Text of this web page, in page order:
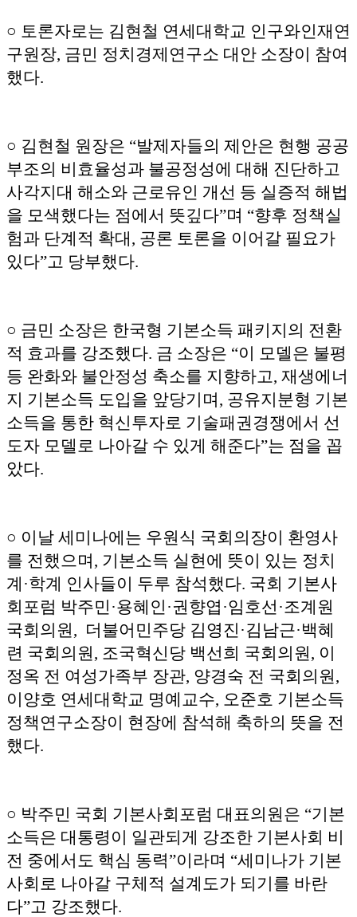
○ 토론자로는 김현철 연세대학교 인구와인재연
구원장, 금민 정치경제연구소 대안 소장이 참여
했다.
○ 김현철 원장은 “발제자들의 제안은 현행 공공
부조의 비효율성과 불공정성에 대해 진단하고
사각지대 해소와 근로유인 개선 등 실증적 해법
을 모색했다는 점에서 뜻깊다”며 “향후 정책실
험과 단계적 확대, 공론 토론을 이어갈 필요가
있다”고 당부했다.
○ 금민 소장은 한국형 기본소득 패키지의 전환
적 효과를 강조했다. 금 소장은 “이 모델은 불평
등 완화와 불안정성 축소를 지향하고, 재생에너
지 기본소득 도입을 앞당기며, 공유지분형 기본
소득을 통한 혁신투자로 기술패권경쟁에서 선
도자 모델로 나아갈 수 있게 해준다”는 점을 꼽
았다.
○ 이날 세미나에는 우원식 국회의장이 환영사
를 전했으며, 기본소득 실현에 뜻이 있는 정치
계·학계 인사들이 두루 참석했다. 국회 기본사
회포럼 박주민·용혜인·권향엽·임호선·조계원
국회의원, 더불어민주당 김영진·김남근·백혜
련 국회의원, 조국혁신당 백선희 국회의원, 이
정옥 전 여성가족부 장관, 양경숙 전 국회의원,
이양호 연세대학교 명예교수, 오준호 기본소득
정책연구소장이 현장에 참석해 축하의 뜻을 전
했다.
○ 박주민 국회 기본사회포럼 대표의원은 “기본
소득은 대통령이 일관되게 강조한 기본사회 비
전 중에서도 핵심 동력”이라며 “세미나가 기본
사회로 나아갈 구체적 설계도가 되기를 바란
다”고 강조했다.